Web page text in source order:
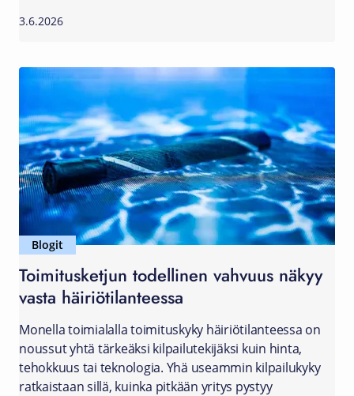
3.6.2026
Blogit
Toimitusketjun todellinen vahvuus näkyy
vasta häiriötilanteessa
Monella toimialalla toimituskyky häiriötilanteessa on
noussut yhtä tärkeäksi kilpailutekijäksi kuin hinta,
tehokkuus tai teknologia. Yhä useammin kilpailukyky
ratkaistaan sillä, kuinka pitkään yritys pystyy